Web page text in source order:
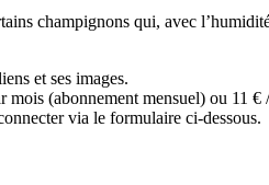
champignons qui, avec
et ses images.
(abonnement mensuel) ou 11
via le formulaire ci-dessous.